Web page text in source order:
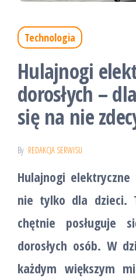
Technologia
Hulajnogi
dorosłych –
się na nie
By REDAKCJA SERWISU
Hulajnogi
nie tylko dla dzieci.
chętnie posługuje
dorosłych osób. W
każdym większym